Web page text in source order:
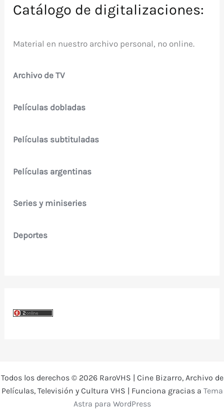
Catálogo de digitalizaciones:
Material en nuestro archivo personal, no online.
Archivo de TV
Películas dobladas
Películas subtituladas
Películas argentinas
Series y miniseries
Deportes
Todos los derechos © 2026 RaroVHS | Cine Bizarro, Archivo de
Películas, Televisión y Cultura VHS | Funciona gracias a Tema
Astra para WordPress